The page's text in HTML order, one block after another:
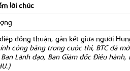
lời chúc
đồng thuận, gắn kết giữa người
công bằng trong cuộc thi, BTC đã
Lãnh đạo, Ban Giám đốc Điều hành,